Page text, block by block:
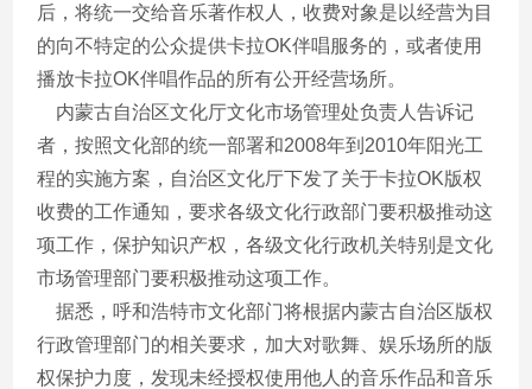
后，将统一交给音乐著作权人，收费对象是以经营为目
的向不特定的公众提供卡拉OK伴唱服务的，或者使用
播放卡拉OK伴唱作品的所有公开经营场所。
内蒙古自治区文化厅文化市场管理处负责人告诉记
者，按照文化部的统一部署和2008年到2010年阳光工
程的实施方案，自治区文化厅下发了关于卡拉OK版权
收费的工作通知，要求各级文化行政部门要积极推动这
项工作，保护知识产权，各级文化行政机关特别是文化
市场管理部门要积极推动这项工作。
据悉，呼和浩特市文化部门将根据内蒙古自治区版权
行政管理部门的相关要求，加大对歌舞、娱乐场所的版
权保护力度，发现未经授权使用他人的音乐作品和音乐